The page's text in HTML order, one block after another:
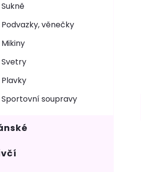
Sukně
Podvazky, věnečky
Mikiny
Svetry
Plavky
Sportovní soupravy